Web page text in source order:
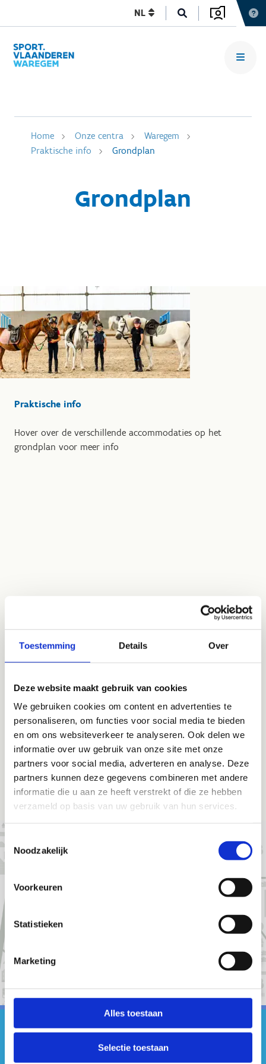
Toestemming Details Over
Deze website maakt gebruik van cookies
We gebruiken cookies om content en advertenties te
personaliseren, om functies voor social media te bieden
en om ons websiteverkeer te analyseren. Ook delen we
informatie over uw gebruik van onze site met onze
partners voor social media, adverteren en analyse. Deze
partners kunnen deze gegevens combineren met andere
informatie die u aan ze heeft verstrekt of die ze hebben
verzameld op basis van uw gebruik van hun services.
Toestemmingsselectie
Noodzakelijk
Voorkeuren
Statistieken
Marketing
Alles toestaan
Selectie toestaan
NL
Home Onze centra
Waregem
Praktische info
Grondplan
Grondplan
Praktische info
Hover over de verschillende accommodaties op het
grondplan voor meer info
+
-
#sportersbelevenmeer